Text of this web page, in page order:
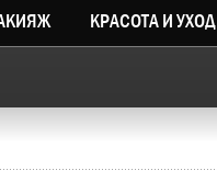
КРАСОТА И УХОД